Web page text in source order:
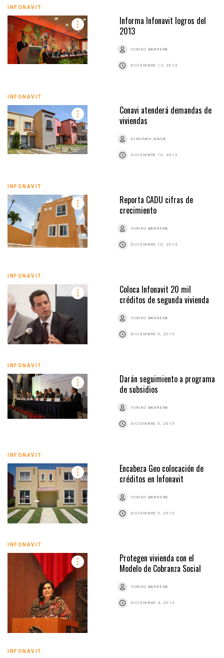
INFONAVIT
Informa Infonavit logros del
2013
YURIKO BARRERA
DICIEMBRE 12, 2013
INFONAVIT
Conavi atenderá demandas de
viviendas
DINORAH NAVA
DICIEMBRE 10, 2013
INFONAVIT
Reporta CADU cifras de
crecimiento
YURIKO BARRERA
DICIEMBRE 10, 2013
INFONAVIT
Coloca Infonavit 20 mil
créditos de segunda vivienda
YURIKO BARRERA
DICIEMBRE 5, 2013
INFONAVIT
Darán seguimiento a programa
de subsidios
YURIKO BARRERA
DICIEMBRE 5, 2013
INFONAVIT
Encabeza Geo colocación de
créditos en Infonavit
YURIKO BARRERA
DICIEMBRE 5, 2013
INFONAVIT
Protegen vivienda con el
Modelo de Cobranza Social
YURIKO BARRERA
DICIEMBRE 4, 2013
INFONAVIT